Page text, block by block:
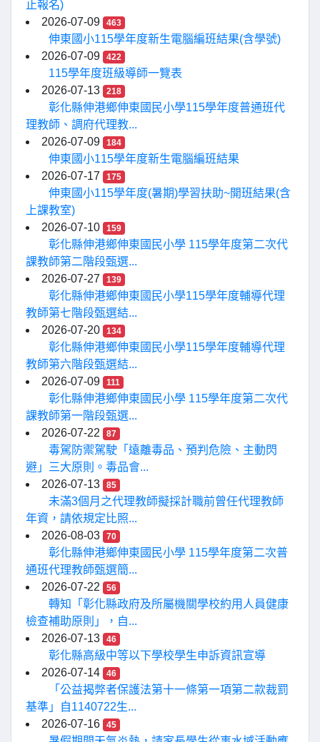
止報名)
2026-07-09
463
伸東國小115學年度新生電腦編班結果(含學號)
2026-07-09
422
115學年度班級導師一覽表
2026-07-13
218
彰化縣伸港鄉伸東國民小學115學年度普通班代
理教師、調府代理教...
2026-07-09
184
伸東國小115學年度新生電腦編班結果
2026-07-17
175
伸東國小115學年度(暑期)學習扶助~開班結果(含
上課教室)
2026-07-10
159
彰化縣伸港鄉伸東國民小學 115學年度第二次代
課教師第二階段甄選...
2026-07-27
139
彰化縣伸港鄉伸東國民小學115學年度輔導代理
教師第七階段甄選結...
2026-07-20
134
彰化縣伸港鄉伸東國民小學115學年度輔導代理
教師第六階段甄選結...
2026-07-09
111
彰化縣伸港鄉伸東國民小學 115學年度第二次代
課教師第一階段甄選...
2026-07-22
87
毒駕防禦駕駛「遠離毒品、預判危險、主動閃
避」三大原則。毒品會...
2026-07-13
85
未滿3個月之代理教師擬採計職前曾任代理教師
年資，請依規定比照...
2026-08-03
70
彰化縣伸港鄉伸東國民小學 115學年度第二次普
通班代理教師甄選簡...
2026-07-22
56
轉知「彰化縣政府及所屬機關學校約用人員健康
檢查補助原則」，自...
2026-07-13
46
彰化縣高級中等以下學校學生申訴資訊宣導
2026-07-14
46
「公益揭弊者保護法第十一條第一項第二款裁罰
基準」自1140722生...
2026-07-16
45